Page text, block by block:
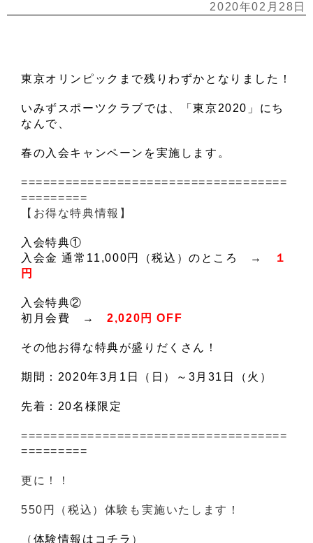
2020年02月28日
東京オリンピックまで残りわずかとなりました！
いみずスポーツクラブでは、「東京2020」にち
なんで、
春の入会キャンペーンを実施します。
====================================
=========
【お得な特典情報】
入会特典①
入会金 通常11,000円（税込）のところ →
１
円
入会特典②
初月会費 →
2,020円 OFF
その他お得な特典が盛りだくさん！
期間：2020年3月1日（日）～3月31日（火）
先着：20名様限定
====================================
=========
更に！！
550円（税込）体験も実施いたします！
（ 体験情報はコチラ ）